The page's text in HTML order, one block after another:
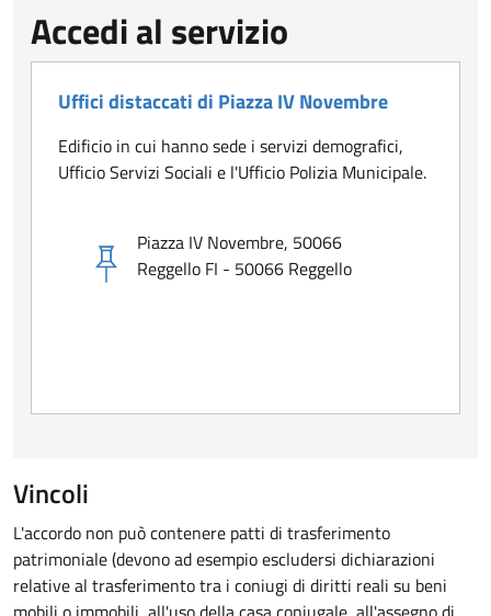
Accedi al servizio
Uffici distaccati di Piazza IV Novembre
Edificio in cui hanno sede i servizi demografici,
Ufficio Servizi Sociali e l'Ufficio Polizia Municipale.
Piazza IV Novembre, 50066
Reggello FI - 50066 Reggello
Vincoli
L'accordo non può contenere patti di trasferimento
patrimoniale (devono ad esempio escludersi dichiarazioni
relative al trasferimento tra i coniugi di diritti reali su beni